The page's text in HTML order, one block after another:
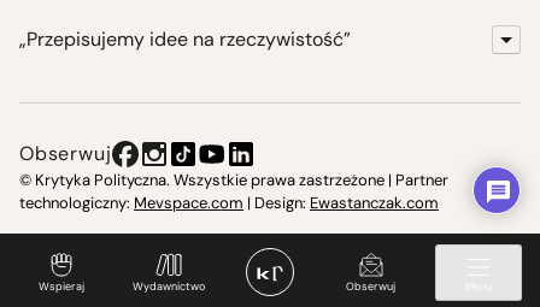
Wspieraj Wydawnictwo Obserwuj
„Przepisujemy idee na rzeczywistość”
Instytut Krytyki Politycznej
Świetlica w Cieszynie
Obserwuj
© Krytyka Polityczna. Wszystkie prawa zastrzeżone | Partner
technologiczny: Mevspace.com | Design: Ewastanczak.com